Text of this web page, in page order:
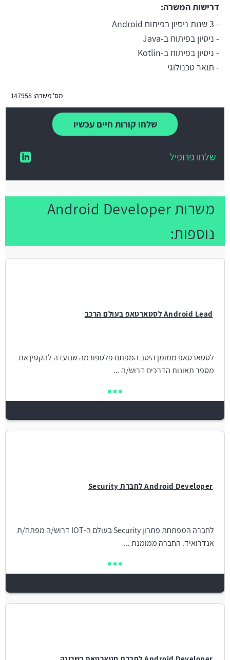
דרישות המשרה:
- 3 שנות ניסיון בפיתוח Android
- ניסיון בפיתוח ב-Java
- ניסיון בפיתוח ב-Kotlin
- תואר טכנולוגי
מס' משרה: 147958
שלחו קורות חיים עכשיו
שלחו פרופיל
משרות Android Developer
נוספות:
Android Lead לסטארטאפ בעולם הרכב
לסטארטאפ ממומן היטב המפתח פלטפורמה שנועדה להקטין את
מספר תאונות הדרכים דרוש/ה ...
Android Developer לחברת Security
לחברה המפתחת פתרון Security בעולם ה-IOT דרוש/ה מפתח/ת
אנדרואיד. החברה ממומנת ...